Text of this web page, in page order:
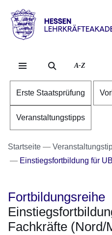
Hessen
Lehrkräfteakademie
A-Z
Erste Staatsprüfung
Veranstaltungstipps
Startseite
Einstiegsfortbildung für
Fortbildungsreihe
Fachkräfte (Nord/